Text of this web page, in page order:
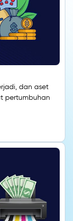
dan aset
pertumbuhan